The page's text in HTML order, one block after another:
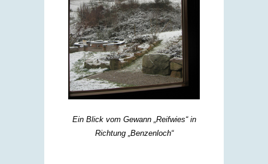
Ein Blick vom Gewann „Reifwies“ in
Richtung „Benzenloch“